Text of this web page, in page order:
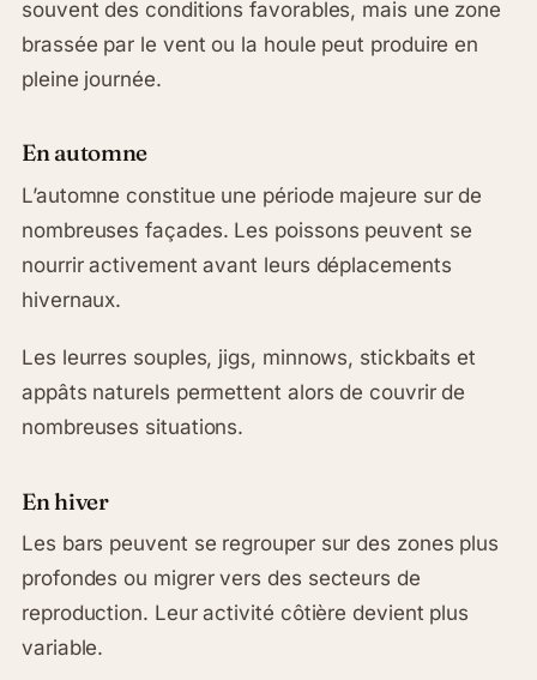
souvent des conditions favorables, mais une zone
brassée par le vent ou la houle peut produire en
pleine journée.
En automne
L’automne constitue une période majeure sur de
nombreuses façades. Les poissons peuvent se
nourrir activement avant leurs déplacements
hivernaux.
Les leurres souples, jigs, minnows, stickbaits et
appâts naturels permettent alors de couvrir de
nombreuses situations.
En hiver
Les bars peuvent se regrouper sur des zones plus
profondes ou migrer vers des secteurs de
reproduction. Leur activité côtière devient plus
variable.